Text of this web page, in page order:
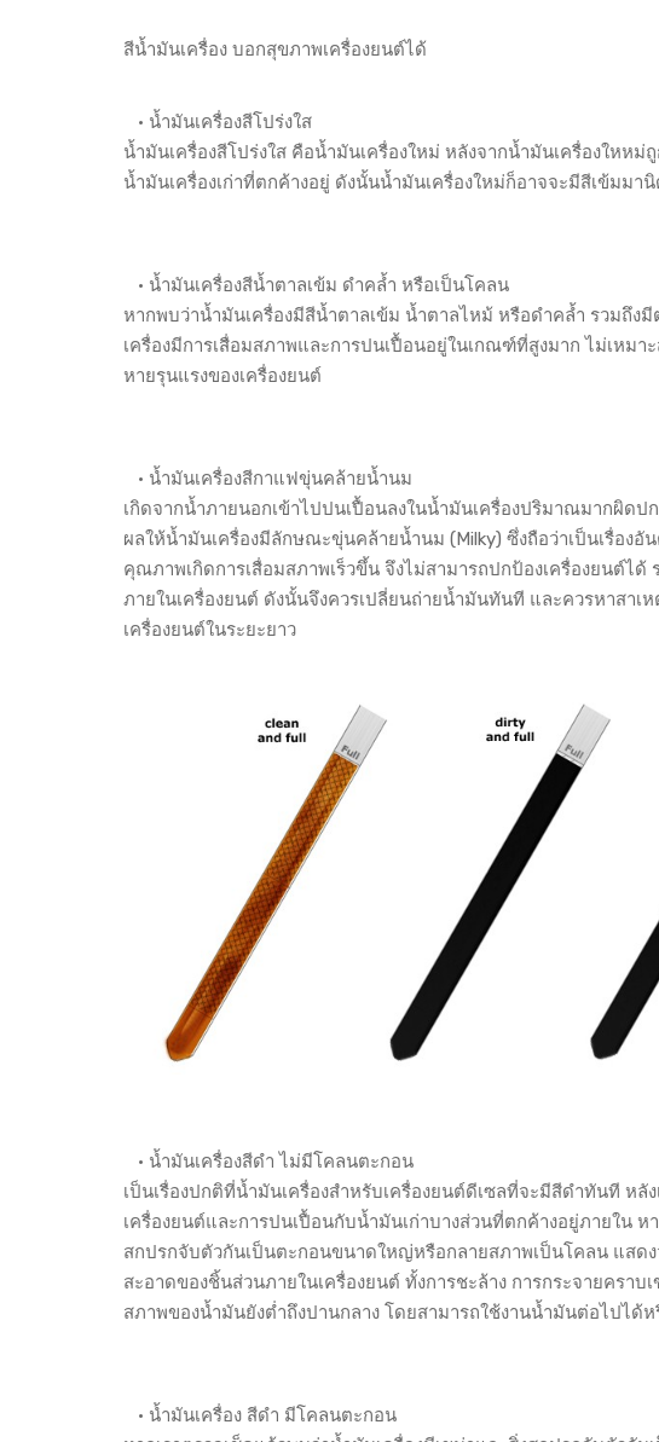
สีน้ำมันเครื่อง บอกสุขภาพเครื่องยนต์ได้
• น้ำมันเครื่องสีโปร่งใส
น้ำมันเครื่องสีโปร่งใส คือน้ำมันเครื่องใหม่ หลังจากน้ำมันเครื่องใหห
น้ำมันเครื่องเก่าที่ตกค้างอยู่ ดังนั้นน้ำมันเครื่องใหม่ก็อาจจะมีสีเข้มม
• น้ำมันเครื่องสีน้ำตาลเข้ม ดำคล้ำ หรือเป็นโคลน
หากพบว่าน้ำมันเครื่องมีสีน้ำตาลเข้ม น้ำตาลไหม้ หรือดำคล้ำ รวมถึ
เครื่องมีการเสื่อมสภาพและการปนเปื้อนอยู่ในเกณฑ์ที่สูงมาก ไม่เหม
หายรุนแรงของเครื่องยนต์
• น้ำมันเครื่องสีกาแฟขุ่นคล้ายน้ำนม
เกิดจากน้ำภายนอกเข้าไปปนเปื้อนลงในน้ำมันเครื่องปริมาณมากผิดป
ผลให้น้ำมันเครื่องมีลักษณะขุ่นคล้ายน้ำนม (Milky) ซึ่งถือว่าเป็นเรื่องอั
คุณภาพเกิดการเสื่อมสภาพเร็วขึ้น จึงไม่สามารถปกป้องเครื่องยนต์ไ
ภายในเครื่องยนต์ ดังนั้นจึงควรเปลี่ยนถ่ายน้ำมันทันที และควรหาสา
เครื่องยนต์ในระยะยาว
• น้ำมันเครื่องสีดำ ไม่มีโคลนตะกอน
เป็นเรื่องปกติที่น้ำมันเครื่องสำหรับเครื่องยนต์ดีเซลที่จะมีสีดำทันที หลั
เครื่องยนต์และการปนเปื้อนกับน้ำมันเก่าบางส่วนที่ตกค้างอยู่ภายใน
สกปรกจับตัวกันเป็นตะกอนขนาดใหญ่หรือกลายสภาพเป็นโคลน แสด
สะอาดของชิ้นส่วนภายในเครื่องยนต์ ทั้งการชะล้าง การกระจายครา
สภาพของน้ำมันยังต่ำถึงปานกลาง โดยสามารถใช้งานน้ำมันต่อไปได้
• น้ำมันเครื่อง สีดำ มีโคลนตะกอน